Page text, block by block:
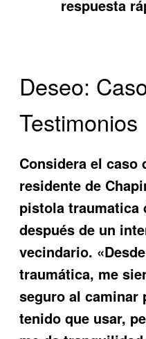
respuesta
Deseo:
Testimonios
Considera el caso
residente de
pistola traumatica
después de un
vecindario.
traumática, me
seguro al caminar
tenido que usar,